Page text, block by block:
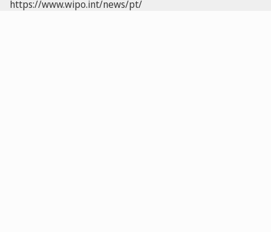
https://www.wipo.int/news/pt/